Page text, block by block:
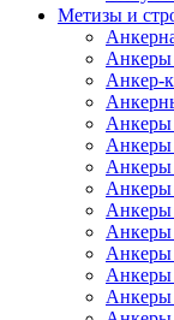
Метизы и
Анкеры
Анкер-
Анкеры
Анкеры
Анкеры
Анкеры
Анкеры
Анкеры
Анкеры
Анкеры
Анкеры